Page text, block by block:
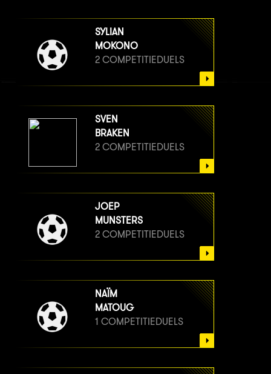
SYLIAN
MOKONO
2 COMPETITIEDUELS
SVEN
BRAKEN
2 COMPETITIEDUELS
JOEP
MUNSTERS
2 COMPETITIEDUELS
NAÏM
MATOUG
1 COMPETITIEDUELS